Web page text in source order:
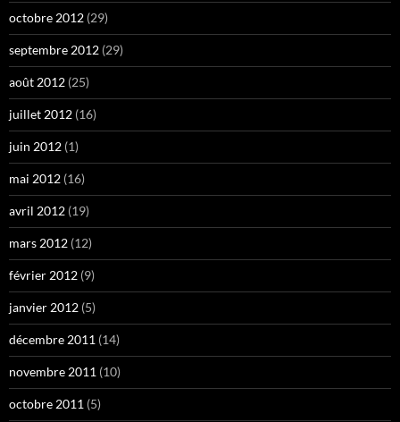
octobre 2012 (29)
septembre 2012 (29)
août 2012 (25)
juillet 2012 (16)
juin 2012 (1)
mai 2012 (16)
avril 2012 (19)
mars 2012 (12)
février 2012 (9)
janvier 2012 (5)
décembre 2011 (14)
novembre 2011 (10)
octobre 2011 (5)